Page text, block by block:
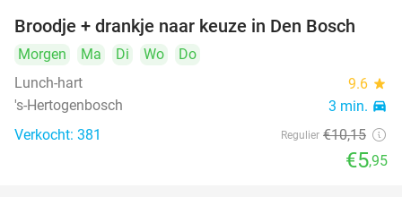
41%
Broodje + drankje naar keuze in Den Bosch
Morgen Ma Di Wo
Do
Lunch-hart
9.6 star
's-Hertogenbosch 3 min. directions_car
Verkocht: 381 Regulier €10,15
€5,95